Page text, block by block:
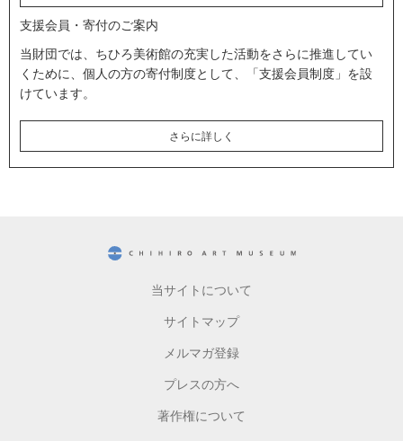
支援会員・寄付のご案内
当財団では、ちひろ美術館の充実した活動をさらに推進してい
くために、個人の方の寄付制度として、「支援会員制度」を設
けています。
さらに詳しく
当サイトについて
サイトマップ
メルマガ登録
プレスの方へ
著作権について